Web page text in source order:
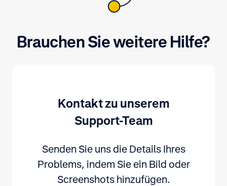
Brauchen Sie weitere Hilfe?
Kontakt zu unserem
Support-Team
Senden Sie uns die Details Ihres
Problems, indem Sie ein Bild oder
Screenshots hinzufügen.